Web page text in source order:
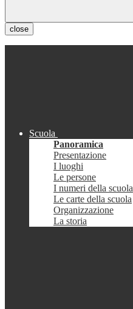
close
Scuola
Panoramica
Presentazione
I luoghi
Le persone
I numeri della scuola
Le carte della scuola
Organizzazione
La storia